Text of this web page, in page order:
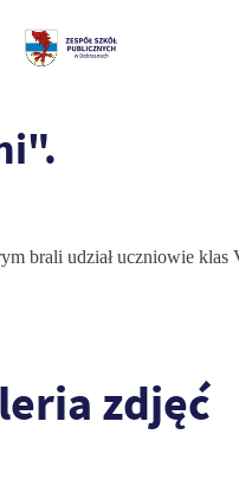
brali udział uczniowie
zdjęć